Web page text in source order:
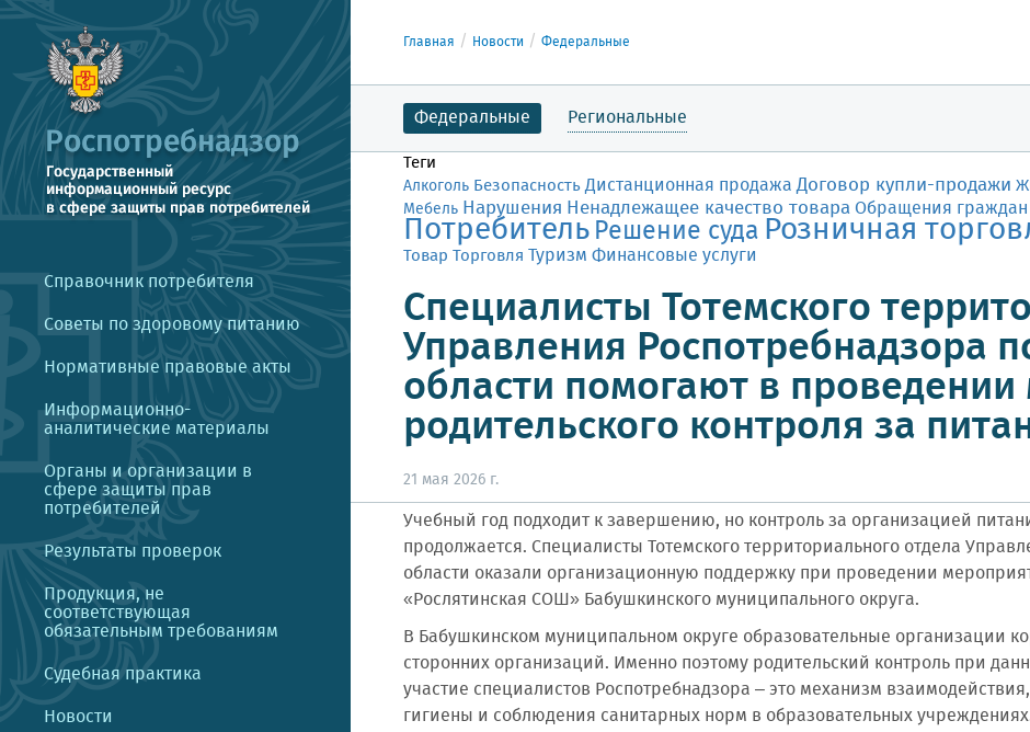
Справочник потребителя
Советы по здоровому питанию
Нормативные правовые акты
Информационно-
аналитические материалы
Органы и организации в
сфере защиты прав
потребителей
Результаты проверок
Продукция, не
соответствующая
обязательным требованиям
Судебная практика
Новости
Главная Новости Федеральные
Федеральные Региональные
Теги
Алкоголь БезопасностьДистанционная продажа Договор купли-продажи
Мебель Нарушения Ненадлежащее качество товара Обращения граждан
ПотребительРешение суда Розничная
Товар Торговля Туризм Финансовые услуги
Специалисты Тотемского
Управления Роспотребнадзора
области помогают в
родительского контроля за
21 мая 2026 г.
Учебный год подходит к завершению, но контроль за организацией
продолжается. Специалисты Тотемского территориального отдела
области оказали организационную поддержку при проведении
«Рослятинская СОШ» Бабушкинского муниципального округа.
В Бабушкинском муниципальном округе образовательные организации
сторонних организаций. Именно поэтому родительский контроль при
участие специалистов Роспотребнадзора – это механизм
гигиены и соблюдения санитарных норм в образовательных